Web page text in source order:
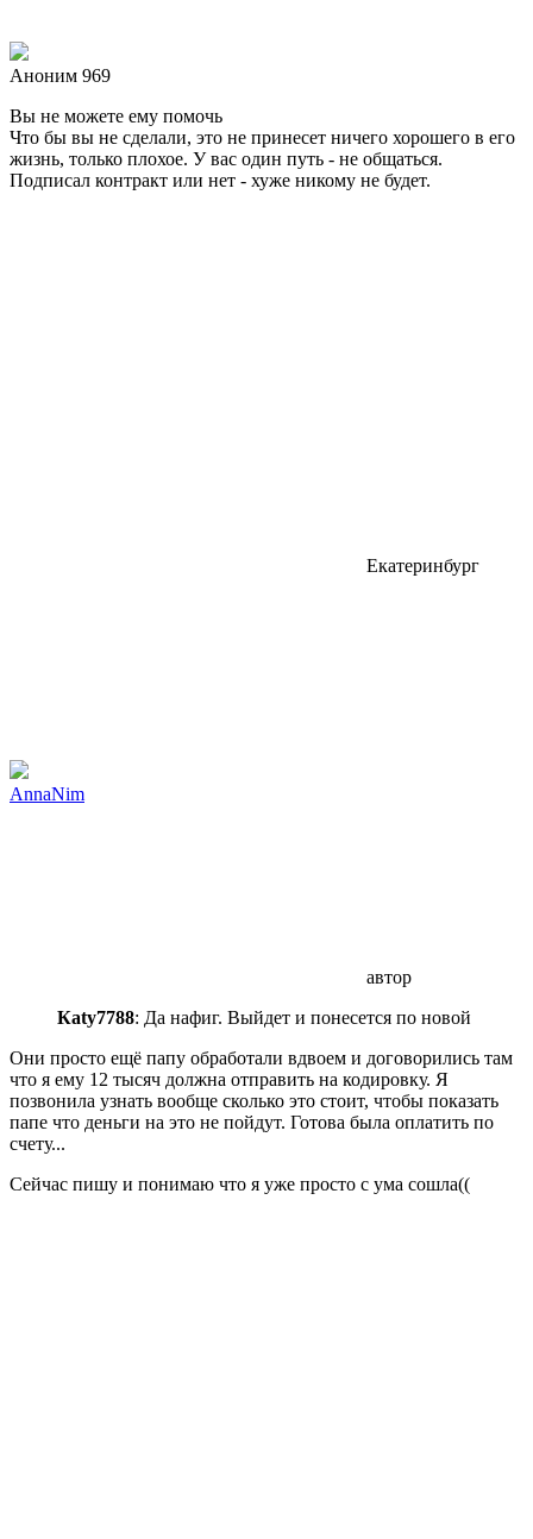
Аноним 969
Вы не можете ему помочь
Что бы вы не сделали, это не принесет ничего хорошего в его
жизнь, только плохое. У вас один путь - не общаться.
Подписал контракт или нет - хуже никому не будет.
Екатеринбург
AnnaNim
автор
Каty7788: Да нафиг. Выйдет и понесется по новой
Они просто ещё папу обработали вдвоем и договорились там
что я ему 12 тысяч должна отправить на кодировку. Я
позвонила узнать вообще сколько это стоит, чтобы показать
папе что деньги на это не пойдут. Готова была оплатить по
счету...
Сейчас пишу и понимаю что я уже просто с ума сошла((